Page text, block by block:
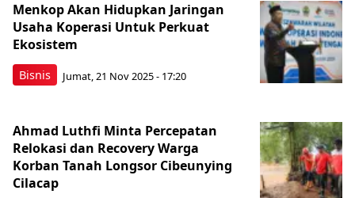
Bisnis
Menkop Akan Hidupkan Jaringan
Usaha Koperasi Untuk Perkuat
Ekosistem
Jumat, 21 Nov 2025 - 17:20
Ahmad Luthfi Minta Percepatan
Relokasi dan Recovery Warga
Korban Tanah Longsor Cibeunying
Cilacap